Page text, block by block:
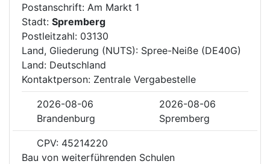
Postanschrift: Am Markt 1
Stadt: Spremberg
Postleitzahl: 03130
Land, Gliederung (NUTS): Spree-Neiße (DE40G)
Land: Deutschland
Kontaktperson: Zentrale Vergabestelle
2026-08-06
2026-08-06
Brandenburg
Spremberg
CPV: 45214220
Bau von weiterführenden Schulen